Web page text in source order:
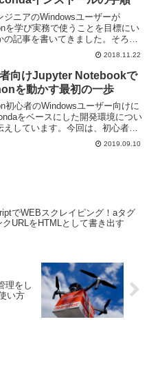
ジニアのWindowsユーザーが
を学び実務で使うことを目標にい
の記事を書いてきました。そろそ
ランク上の環境を…ということ
の紹介とインストールにつ
説します。
2018.11.22
向けJupyter Notebookで
を動かす最初の一歩
初心者のWindowsユーザー向けに
をベースにした開発環境につい
えしています。今回は、初心者向
NotebookでPythonを動かす最
2019.09.10
でWEBスクレイピング！aタグ
クURLをHTMLとして書き出す
理をし
い方